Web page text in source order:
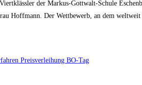
der Markus-Gottwalt-Schule
Hoffmann. Der Wettbewerb, an dem